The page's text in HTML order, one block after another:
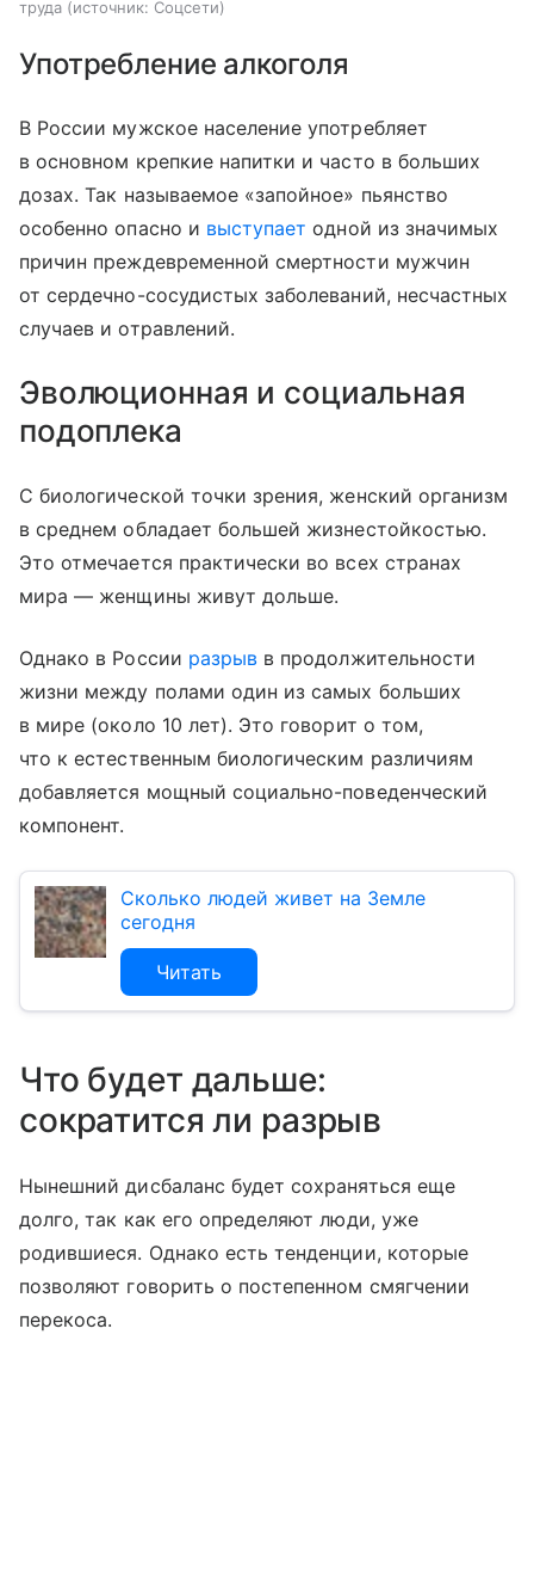
труда источник: Соцсети
Употребление алкоголя
В России мужское население употребляет
в основном крепкие напитки и часто в больших
дозах. Так называемое «запойное» пьянство
особенно опасно и выступает одной из значимых
причин преждевременной смертности мужчин
от сердечно-сосудистых заболеваний, несчастных
случаев и отравлений.
Эволюционная и социальная
подоплека
С биологической точки зрения, женский организм
в среднем обладает большей жизнестойкостью.
Это отмечается практически во всех странах
мира — женщины живут дольше.
Однако в России разрыв в продолжительности
жизни между полами один из самых больших
в мире (около 10 лет). Это говорит о том,
что к естественным биологическим различиям
добавляется мощный социально-поведенческий
компонент.
Сколько людей живет на Земле
сегодня
Читать
Что будет дальше:
сократится ли разрыв
Нынешний дисбаланс будет сохраняться еще
долго, так как его определяют люди, уже
родившиеся. Однако есть тенденции, которые
позволяют говорить о постепенном смягчении
перекоса.